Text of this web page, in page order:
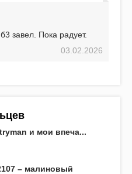
завел. Пока радует.
03.02.2026
и мои впеча...
– малиновый